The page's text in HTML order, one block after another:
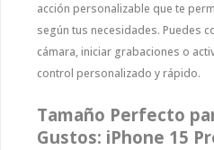
acción personalizable que te
según tus necesidades. Puedes
cámara, iniciar grabaciones o
control personalizado y rápido.
Tamaño Perfecto
Gustos: iPhone 15